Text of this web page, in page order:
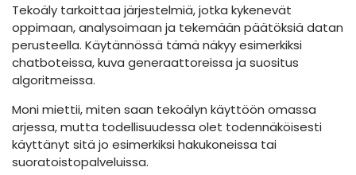
Tekoäly tarkoittaa järjestelmiä, jotka kykenevät
oppimaan, analysoimaan ja tekemään päätöksiä datan
perusteella. Käytännössä tämä näkyy esimerkiksi
chatboteissa, kuva generaattoreissa ja suositus
algoritmeissa.
Moni miettii, miten saan tekoälyn käyttöön omassa
arjessa, mutta todellisuudessa olet todennäköisesti
käyttänyt sitä jo esimerkiksi hakukoneissa tai
suoratoistopalveluissa.